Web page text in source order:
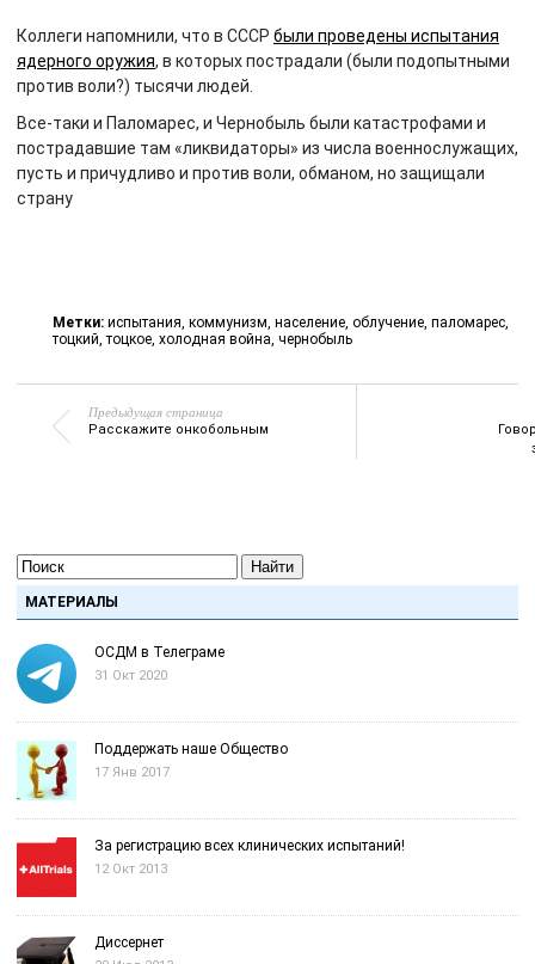
Коллеги напомнили, что в СССР были проведены испытания
ядерного оружия, в которых пострадали (были подопытными
против воли?) тысячи людей.
Все-таки и Паломарес, и Чернобыль были катастрофами и
пострадавшие там «ликвидаторы» из числа военнослужащих,
пусть и причудливо и против воли, обманом, но защищали
страну
Метки: испытания, коммунизм, население, облучение, паломарес,
тоцкий,тоцкое, холодная война, чернобыль
Предыдущая страница
Расскажите онкобольным
Найти
МАТЕРИАЛЫ
ОСДМ в Телеграме
31 Окт 2020
Поддержать наше Общество
17 Янв 2017
За регистрацию всех клинических испытаний!
12 Окт 2013
Диссернет